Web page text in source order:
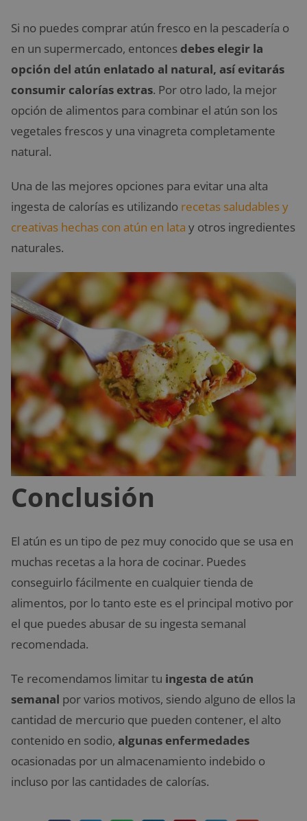
Si no puedes comprar atún fresco en la pescadería o
en un supermercado, entonces debes elegir la
opción del atún enlatado al natural, así evitarás
consumir calorías extras. Por otro lado, la mejor
opción de alimentos para combinar el atún son los
vegetales frescos y una vinagreta completamente
natural.
Una de las mejores opciones para evitar una alta
ingesta de calorías es utilizando recetas saludables y
creativas hechas con atún en lata y otros ingredientes
naturales.
Conclusión
El atún es un tipo de pez muy conocido que se usa en
muchas recetas a la hora de cocinar. Puedes
conseguirlo fácilmente en cualquier tienda de
alimentos, por lo tanto este es el principal motivo por
el que puedes abusar de su ingesta semanal
recomendada.
Te recomendamos limitar tu ingesta de atún
semanal por varios motivos, siendo alguno de ellos la
cantidad de mercurio que pueden contener, el alto
contenido en sodio, algunas enfermedades
ocasionadas por un almacenamiento indebido o
incluso por las cantidades de calorías.